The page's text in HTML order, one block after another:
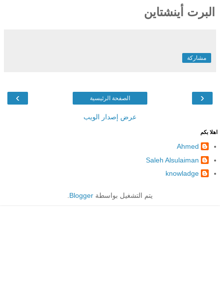
البرت أينشتاين
مشاركة
‹
› الصفحة الرئيسية
عرض إصدار الويب
اهلا بكم
Ahmed
Saleh Alsulaiman
knowladge
يتم التشغيل بواسطة Blogger
.